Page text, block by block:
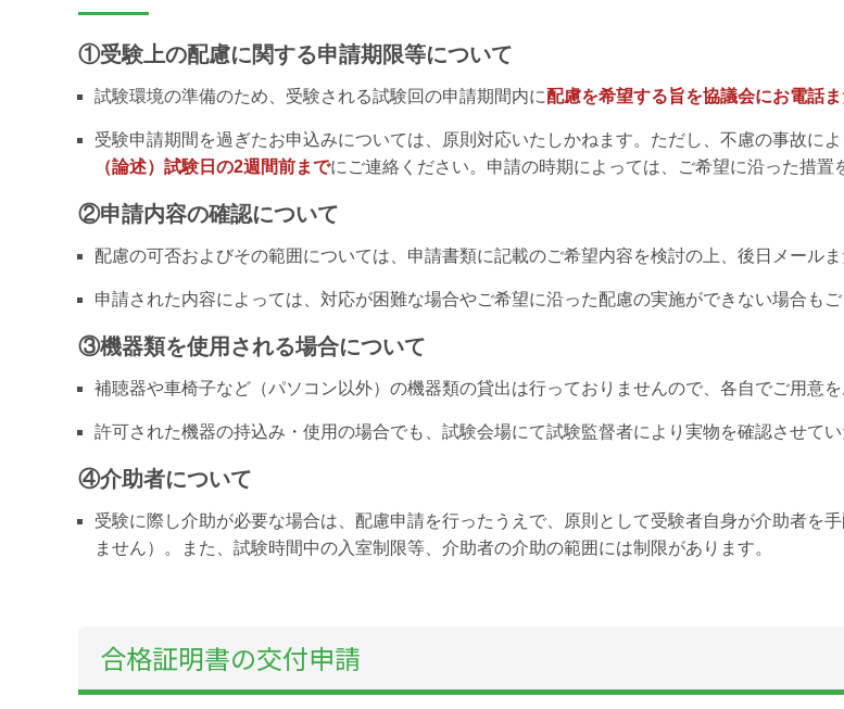
①受験上の配慮に関する申請期限等について
試験環境の準備のため、受験される試験回の申請期間内に配慮を希望する旨を協議会にお電話
受験申請期間を過ぎたお申込みについては、原則対応いたしかねます。ただし、不慮の事故に
（論述）試験日の2週間前までにご連絡ください。申請の時期によっては、ご希望に沿った措置
②申請内容の確認について
配慮の可否およびその範囲については、申請書類に記載のご希望内容を検討の上、後日メール
申請された内容によっては、対応が困難な場合やご希望に沿った配慮の実施ができない場合もご
③機器類を使用される場合について
補聴器や車椅子など（パソコン以外）の機器類の貸出は行っておりませんので、各自でご用意を
許可された機器の持込み・使用の場合でも、試験会場にて試験監督者により実物を確認させてい
④介助者について
受験に際し介助が必要な場合は、配慮申請を行ったうえで、原則として受験者自身が介助者を
ません）。また、試験時間中の入室制限等、介助者の介助の範囲には制限があります。
合格証明書の交付申請